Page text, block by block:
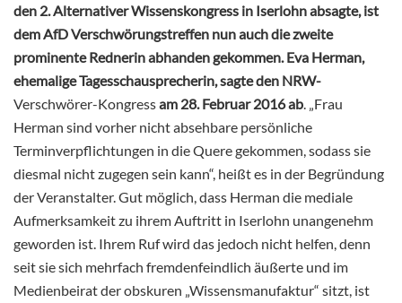
den 2. Alternativer Wissenskongress in Iserlohn absagte, ist
dem AfD Verschwörungstreffen nun auch die zweite
prominente Rednerin abhanden gekommen. Eva Herman,
ehemalige Tagesschausprecherin, sagteden NRW-
Verschwörer-Kongressam 28. Februar 2016 ab . „Frau
Herman sind vorher nicht absehbare persönliche
Terminverpflichtungen in die Quere gekommen, sodass sie
diesmal nicht zugegen sein kann“, heißt es in der Begründung
der Veranstalter. Gut möglich, dass Herman die mediale
Aufmerksamkeit zu ihrem Auftritt in Iserlohn unangenehm
geworden ist. Ihrem Ruf wird das jedoch nicht helfen, denn
seit sie sich mehrfach fremdenfeindlich äußerte und im
Medienbeirat der obskuren „Wissensmanufaktur“ sitzt, ist